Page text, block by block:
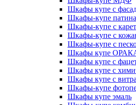
Шкафы купе с
Шкафы-купе патина
Шкафы-купе с
Шкафы-купе с
Шкафы-купе с
Шкафы купе
Шкафы купе с
Шкафы купе с
Шкафы купе с
Шкафы-купе
Шкафы купе эмаль